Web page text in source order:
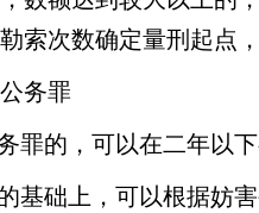
索次数确定量刑起点
务罪
罪的，可以在二年以
基础上，可以根据妨